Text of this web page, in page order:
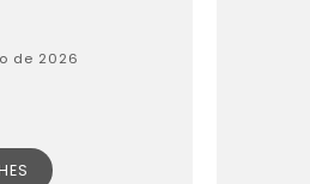
de 2026